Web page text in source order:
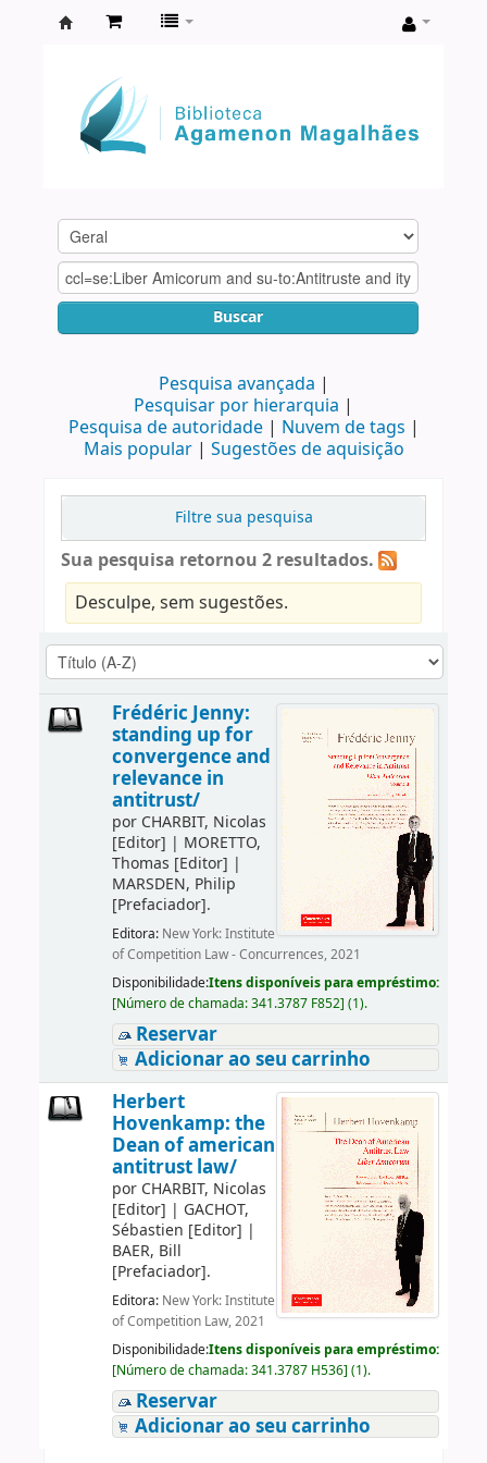
Agamenon
Magalhães
Buscar
Pesquisa avançada
Pesquisar por hierarquia
Pesquisa de autoridade
Nuvem de tags
Mais popular
Sugestões de aquisição
Filtre sua pesquisa
Sua pesquisa retornou 2 resultados.
Desculpe, sem sugestões.
Frédéric Jenny:
standing up for
convergence and
relevance in
antitrust/
por CHARBIT, Nicolas
[Editor] | MORETTO,
Thomas [Editor] |
MARSDEN, Philip
[Prefaciador].
Editora: New York: Institute
of Competition Law - Concurrences, 2021
Disponibilidade:Itens disponíveis para empréstimo:
[Número de chamada:341.3787 F852] (1).
Reservar
Adicionar ao seu carrinho
Herbert
Hovenkamp: the
Dean of american
antitrust law/
por CHARBIT, Nicolas
[Editor] | GACHOT,
Sébastien [Editor] |
BAER, Bill
[Prefaciador].
Editora: New York: Institute
of Competition Law, 2021
Disponibilidade:Itens disponíveis para empréstimo:
[Número de chamada:341.3787 H536] (1).
Reservar
Adicionar ao seu carrinho